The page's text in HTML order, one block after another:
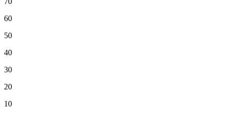
60
50
40
30
20
10